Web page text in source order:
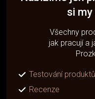
si
Všechny
jak pracují a
Testování produktů
Recenze